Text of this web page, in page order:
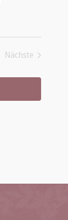
Nächste